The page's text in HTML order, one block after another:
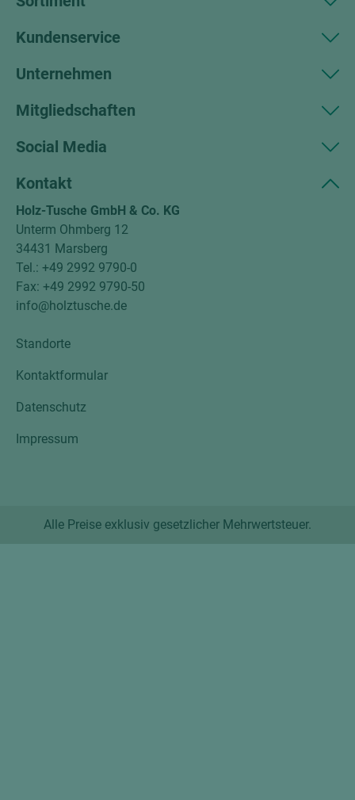
Kundenservice
Unternehmen
Mitgliedschaften
Social Media
Kontakt
Holz-Tusche GmbH & Co. KG
Unterm Ohmberg 12
34431 Marsberg
Tel.: +49 2992 9790-0
Fax: +49 2992 9790-50
info@holztusche.de
Standorte
Kontaktformular
Datenschutz
Impressum
Alle Preise exklusiv gesetzlicher Mehrwertsteuer.